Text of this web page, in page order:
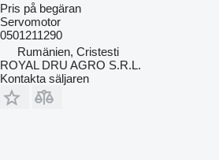
Pris på begäran
Servomotor
0501211290
Rumänien, Cristesti
ROYAL DRU AGRO S.R.L.
Kontakta säljaren